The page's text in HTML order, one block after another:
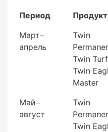
Результат:
Постоянное мягкое
протяжении 3–4
Индекс активности
высокий в линейке
Период Продукт
Март–
апрель
Twin
Twin
Twin
Master
Май–
август
Twin
Twin